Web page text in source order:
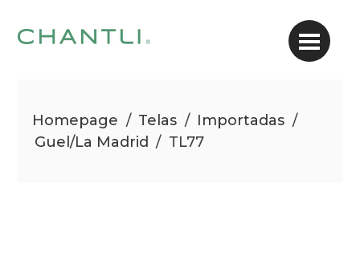
Homepage / Telas / Importadas /
Guel/La Madrid / TL77